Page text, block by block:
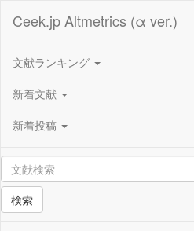
Ceek.jp Altmetrics (α ver.)
文献ランキング
新着文献
新着投稿
検索